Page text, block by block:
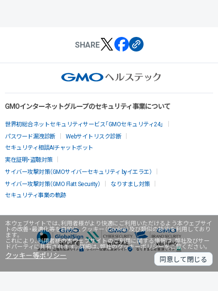
本ウェブサイトでは、利用者様がより快適にご利用いただけるよう本ウェブサイ
トの改善・最適化等を目的に、クッキー（Cookie）及び類似の技術を利用しており
ます。
これにより、利用者様の本ウェブサイトのご利用に関する情報は、弊社及びサー
ドパーティに共有されます。詳細は、弊社のクッキーポリシーをご覧ください。
クッキー等ポリシー 同意して閉じる
SHARE
GMOインターネットグループのセキュリティ事業について
世界初総合ネットセキュリティサービス「GMOセキュリティ24」
パスワード漏洩診断
Webサイトリスク診断
セキュリティ相談AIチャットボット
実在証明・盗聴対策
サイバー攻撃対策（GMOサイバーセキュリティ byイエラエ）
サイバー攻撃対策（GMO Flatt Security）
なりすまし対策
セキュリティ事業の軌跡